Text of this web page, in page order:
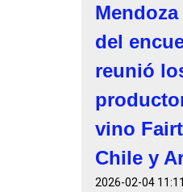
del
reunió
vino
Chile y
2026-02-04 11:11